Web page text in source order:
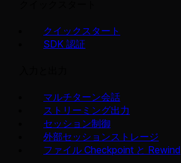
クイックスタート
SDK 認証
マルチターン会話
ストリーミング出力
セッション制御
外部セッションストレージ
ファイル Checkpoint と Rewind